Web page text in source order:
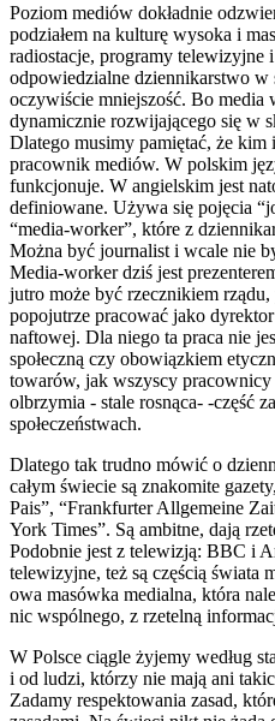
Poziom mediów dokładnie
podziałem na kulturę wysoka i
radiostacje, programy telewizyjne
odpowiedzialne dziennikarstwo w
oczywiście mniejszość. Bo media
dynamicznie rozwijającego się w
Dlatego musimy pamiętać, że
pracownik mediów. W polskim
funkcjonuje. W angielskim jest
definiowane. Używa się pojęcia
“media-worker”, które z
Można być journalist i wcale nie
Media-worker dziś jest
jutro może być rzecznikiem
popojutrze pracować jako
naftowej. Dla niego ta praca nie
społeczną czy obowiązkiem
towarów, jak wszyscy pracownicy
olbrzymia - stale rosnąca- -część
społeczeństwach.
Dlatego tak trudno mówić o
całym świecie są znakomite
Pais”, “Frankfurter Allgemeine
York Times”. Są ambitne, dają
Podobnie jest z telewizją: BBC i
telewizyjne, też są częścią świata
owa masówka medialna, która
nic wspólnego, z rzetelną
W Polsce ciągle żyjemy według
i od ludzi, którzy nie mają ani
Zadamy respektowania zasad,